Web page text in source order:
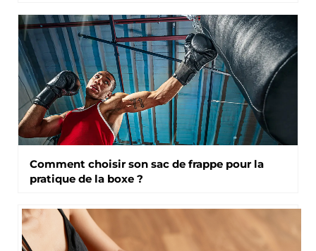
Comment choisir son sac de frappe pour la
pratique de la boxe ?